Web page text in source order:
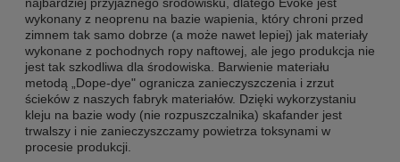
najbardziej przyjaznego środowisku, dlatego Evoke jest
wykonany z neoprenu na bazie wapienia, który chroni przed
zimnem tak samo dobrze (a może nawet lepiej) jak materiały
wykonane z pochodnych ropy naftowej, ale jego produkcja nie
jest tak szkodliwa dla środowiska. Barwienie materiału
metodą „Dope-dye" ogranicza zanieczyszczenia i zrzut
ścieków z naszych fabryk materiałów. Dzięki wykorzystaniu
kleju na bazie wody (nie rozpuszczalnika) skafander jest
trwalszy i nie zanieczyszczamy powietrza toksynami w
procesie produkcji.